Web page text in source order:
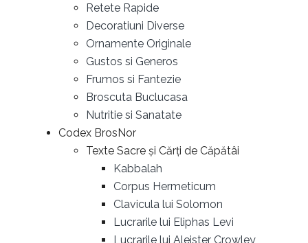
Retete Rapide
Decoratiuni Diverse
Ornamente Originale
Gustos si Generos
Frumos si Fantezie
Broscuta Buclucasa
Nutritie si Sanatate
Codex BrosNor
Texte Sacre și Cărți de Căpătâi
Kabbalah
Corpus Hermeticum
Clavicula lui Solomon
Lucrarile lui Eliphas Levi
Lucrarile lui Aleister Crowley